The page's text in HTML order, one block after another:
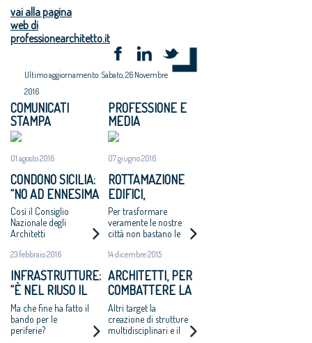
vai alla pagina
web di
professionearchitetto.it
Ultimo aggiornamento: Sabato, 26 Novembre
2016
COMUNICATI
STAMPA
01 agosto 2016
CONDONO SICILIA:
“NO AD ENNESIMA
VERGOGNA”
Così il Consiglio
Nazionale degli
Architetti
Paesaggisti e
ipotesi di sanatoria
per gli abusi edilizi
metri dalla costa
23 febbraio 2016
INFRASTRUTTURE:
“È NEL RIUSO IL
FUTURO DELLE
INCOMPIUTE”
Ma che fine ha fatto il
bando per le
periferie?
PROFESSIONE E
MEDIA
07 giugno 2016
ROTTAMAZIONE
EDIFICI,
CAPPOCHIN:
“INNOVARE GLI
APPROCCI ALLE
POLITICHE
URBANE”
Per trasformare
veramente le nostre
città non bastano le
prevedono la
ricostruzione in classe
A dei fabbricati
14 dicembre 2015
ARCHITETTI, PER
COMBATTERE LA
CRISI PUNTANO A
CRESCERE FUORI
DALL'EUROPA
Altri target la
creazione di strutture
multidisciplinari e il